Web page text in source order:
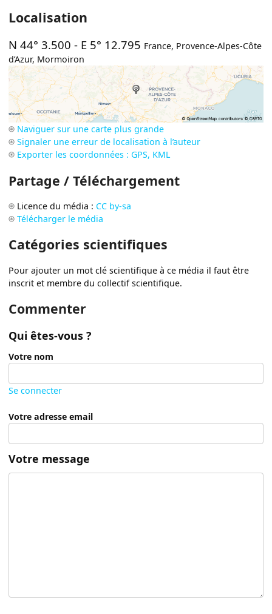
Localisation
N 44° 3.500 - E 5° 12.795 France, Provence-Alpes-Côte
d’Azur, Mormoiron
Naviguer sur une carte plus grande
Signaler une erreur de localisation à l’auteur
Exporter les coordonnées : GPS, KML
Partage / Téléchargement
Licence du média : CC by-sa
Télécharger le média
Catégories scientifiques
Pour ajouter un mot clé scientifique à ce média il faut être
inscrit et membre du collectif scientifique.
Commenter
Qui êtes-vous ?
Votre nom
Se connecter
Votre adresse email
Votre message